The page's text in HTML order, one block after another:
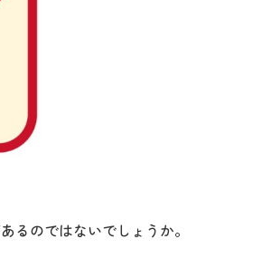
るのではないでしょうか。